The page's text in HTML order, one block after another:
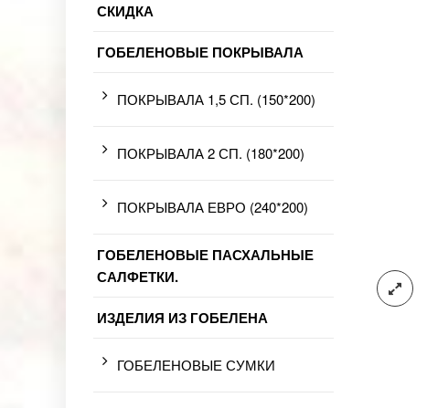
СКИДКА
ГОБЕЛЕНОВЫЕ ПОКРЫВАЛА
ПОКРЫВАЛА 1,5 СП. (150*200)
ПОКРЫВАЛА 2 СП. (180*200)
ПОКРЫВАЛА ЕВРО (240*200)
ГОБЕЛЕНОВЫЕ ПАСХАЛЬНЫЕ
САЛФЕТКИ.
ИЗДЕЛИЯ ИЗ ГОБЕЛЕНА
ГОБЕЛЕНОВЫЕ СУМКИ